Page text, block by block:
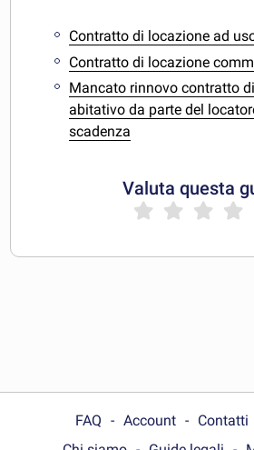
Contratto di locazione ad
Contratto di locazione
Mancato rinnovo contratto
abitativo da parte del
scadenza
Valuta questa
FAQ Account Contatti